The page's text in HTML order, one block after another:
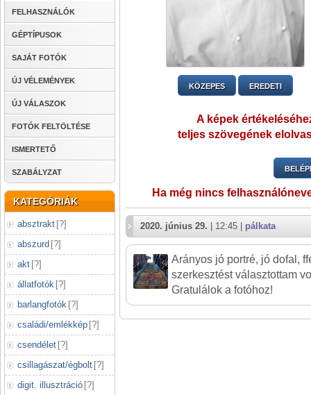
FELHASZNÁLÓK
GÉPTÍPUSOK
SAJÁT FOTÓK
ÚJ VÉLEMÉNYEK
ÚJ VÁLASZOK
FOTÓK FELTÖLTÉSE
ISMERTETŐ
SZABÁLYZAT
KATEGÓRIÁK
absztrakt [?]
abszurd [?]
akt [?]
állatfotók [?]
barlangfotók [?]
családi/emlékkép [?]
csendélet [?]
csillagászat/égbolt [?]
digit. illusztráció [?]
KÖZEPES EREDETI
A képek
teljes szövegének
Ha még nincs
2020. június 29. | 12:45 | pálkata
Arányos jó portré, jó dofal,
szerkesztést választottam
Gratulálok a fotóhoz!